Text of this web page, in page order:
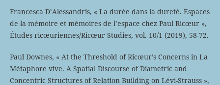
Francesca D’Alessandris, « La durée dans la dureté. Espaces
de la mémoire et mémoires de l’espace chez Paul Ricœur »,
Études ricœuriennes/Ricœur Studies, vol. 10/1 (2019), 58-72.
Paul Downes, « At the Threshold of Ricœur’s Concerns in La
Métaphore vive. A Spatial Discourse of Diametric and
Concentric Structures of Relation Building on Lévi-Strauss »,